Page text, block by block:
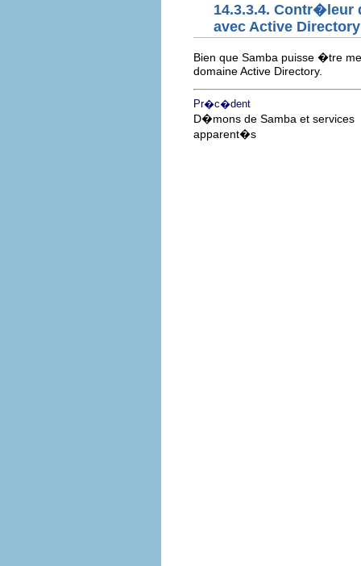
14.3.3.4. Contr�leur
avec Active Directory
Bien que Samba puisse �tre
domaine Active Directory.
Pr�c�dent
D�mons de Samba et services
apparent�s